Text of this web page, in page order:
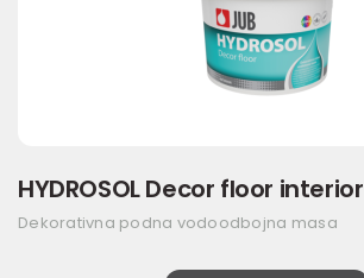
HYDROSOL Decor floor interior
Dekorativna podna vodoodbojna masa